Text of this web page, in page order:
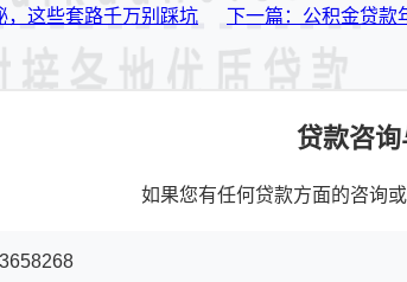
这些套路千万别踩坑 下一篇：公积金贷款
贷款咨
如果您有任何贷款方面的咨询